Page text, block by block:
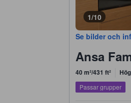
1/10
Se bilder och
Ansa
40 m²/431 ft²
Passar grupper